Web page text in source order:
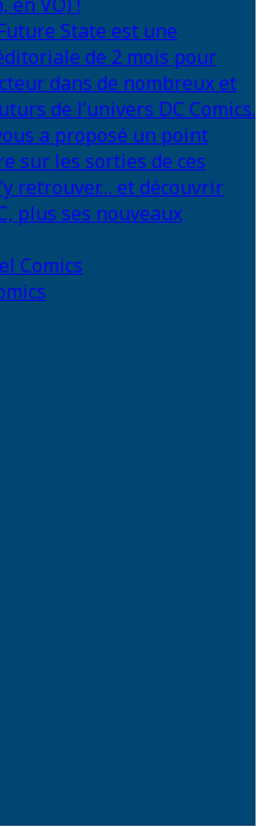
State est une
de 2 mois pour
dans de nombreux et
de l’univers DC Comics.
a proposé un point
sur les sorties de ces
retrouver… et découvrir
plus ses nouveaux
Comics